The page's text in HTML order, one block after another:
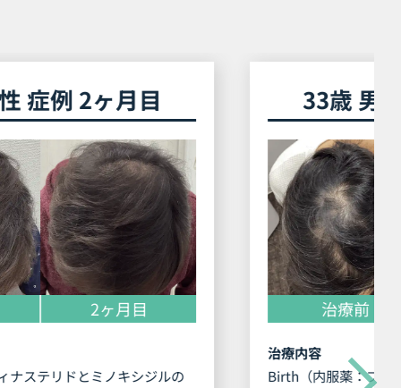
33歳 男性 症例 3ヶ月目
治療前
Birth（内服薬：フィナステリドとミノキシジルの